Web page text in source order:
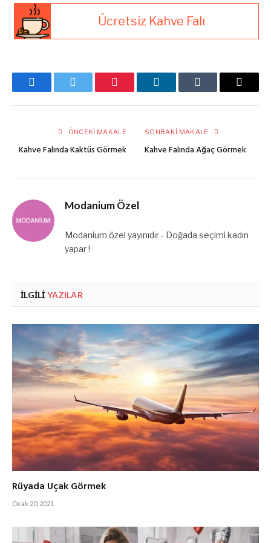
Ücretsiz Kahve Falı
FacebookTwitter Pinterest LinkedInTumblr
E-
ÖNCEKI MAKALE
Kahve Falında Kaktüs Görmek
SONRAKI MAKALE
Kahve Falında Ağaç Görmek
Modanium Özel
Modanium özel yayınıdır - Doğada seçimi kadın
yapar !
İLGILI YAZILAR
Rüyada Uçak Görmek
Ocak 20, 2021